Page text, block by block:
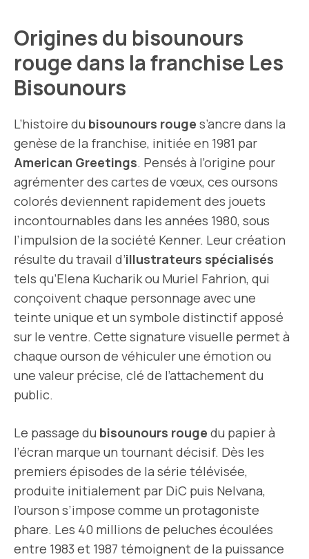
Origines du bisounours
rouge dans la franchise Les
Bisounours
L’histoire du bisounours rouge s’ancre dans la
genèse de la franchise, initiée en 1981 par
American Greetings. Pensés à l’origine pour
agrémenter des cartes de vœux, ces oursons
colorés deviennent rapidement des jouets
incontournables dans les années 1980, sous
l’impulsion de la société Kenner. Leur création
résulte du travail d’illustrateurs spécialisés
tels qu’Elena Kucharik ou Muriel Fahrion, qui
conçoivent chaque personnage avec une
teinte unique et un symbole distinctif apposé
sur le ventre. Cette signature visuelle permet à
chaque ourson de véhiculer une émotion ou
une valeur précise, clé de l’attachement du
public.
Le passage du bisounours rouge du papier à
l’écran marque un tournant décisif. Dès les
premiers épisodes de la série télévisée,
produite initialement par DiC puis Nelvana,
l’ourson s’impose comme un protagoniste
phare. Les 40 millions de peluches écoulées
entre 1983 et 1987 témoignent de la puissance